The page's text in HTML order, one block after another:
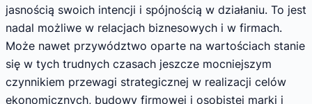
jasnością swoich intencji i spójnością w działaniu. To jest
nadal możliwe w relacjach biznesowych i w firmach.
Może nawet przywództwo oparte na wartościach stanie
się w tych trudnych czasach jeszcze mocniejszym
czynnikiem przewagi strategicznej w realizacji celów
ekonomicznych, budowy firmowej i osobistej marki i